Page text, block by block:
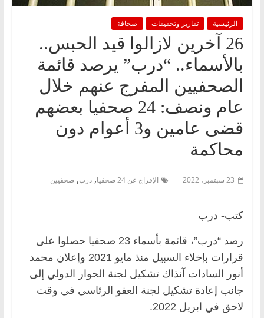
الرئيسية تقارير وتحقيقات صحافة
26 آخرين لازالوا قيد الحبس..
بالأسماء.. “درب” يرصد قائمة
الصحفيين المفرج عنهم خلال
عام ونصف: 24 صحفيا بعضهم
قضى عامين و3 أعوام دون
محاكمة
23 سبتمبر، 2022 الإفراج عن 24 صحفيا , درب, صحفيين
كتب- درب
رصد “درب”، قائمة بأسماء 23 صحفيا حصلوا على
قرارات بإخلاء السبيل منذ مايو 2021 وإعلان محمد
أنور السادات آنذاك تشكيل لجنة الحوار الدولي إلى
جانب إعادة تشكيل لجنة العفو الرئاسي في وقت
لاحق في ابريل 2022.